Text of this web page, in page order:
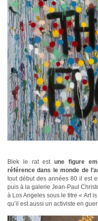
Blek le rat estune figure
référence dans le monde de
tout début des années 80 il est
puis à la galerie Jean-Paul
à Los Angeles sous le titre « Art
qu’il est aussi un activiste en